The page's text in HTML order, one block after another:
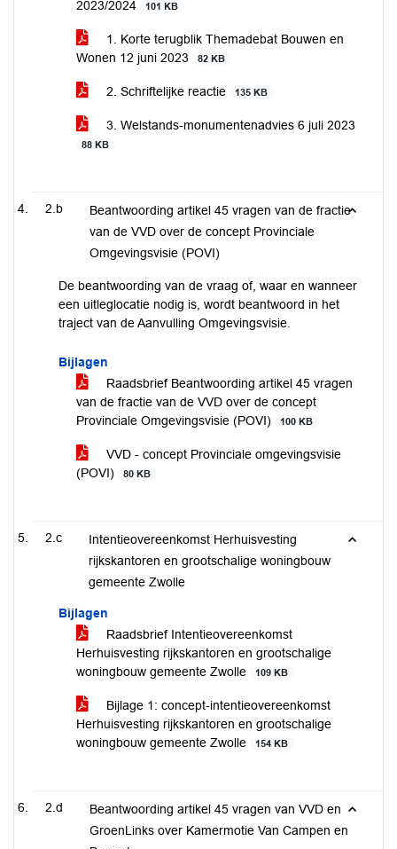
2023/2024 101 KB
1. Korte terugblik Themadebat Bouwen en
Wonen 12 juni 2023
82 KB
2. Schriftelijke reactie 135 KB
3. Welstands-monumentenadvies 6 juli 2023
88 KB
2.b
Beantwoording artikel 45 vragen van de fractie
van de VVD over de concept Provinciale
Omgevingsvisie (POVI)
De beantwoording van de vraag of, waar en wanneer
een uitleglocatie nodig is, wordt beantwoord in het
traject van de Aanvulling Omgevingsvisie.
Bijlagen
Raadsbrief Beantwoording artikel 45 vragen
van de fractie van de VVD over de concept
Provinciale Omgevingsvisie (POVI)
100 KB
VVD - concept Provinciale omgevingsvisie
(POVI)
80 KB
2.c
Intentieovereenkomst Herhuisvesting
rijkskantoren en grootschalige woningbouw
gemeente Zwolle
Bijlagen
Raadsbrief Intentieovereenkomst
Herhuisvesting rijkskantoren en grootschalige
woningbouw gemeente Zwolle
109 KB
Bijlage 1: concept-intentieovereenkomst
Herhuisvesting rijkskantoren en grootschalige
woningbouw gemeente Zwolle
154 KB
2.d
Beantwoording artikel 45 vragen van VVD en
GroenLinks over Kamermotie Van Campen en